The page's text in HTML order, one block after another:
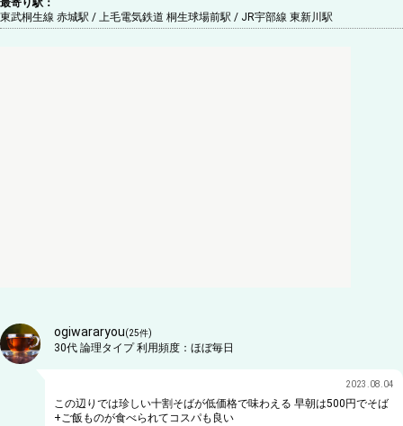
東武桐生線 赤城駅 / 上毛電気鉄道 桐生球場前駅 / JR宇部線 東新川駅
ogiwararyou(25件)
30代 論理タイプ利用頻度： ほぼ毎日
2023.08.04
この辺りでは珍しい十割そばが低価格で味わえる 早朝は500円でそば
+ご飯ものが食べられてコスパも良い